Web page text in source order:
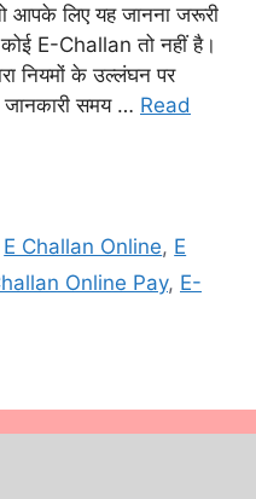
आपके लिए यह जानना जरूरी
E-Challan तो नहीं है।
नियमों के उल्लंघन पर
जानकारी समय … Read
E Challan Online, E
Online Pay, E-